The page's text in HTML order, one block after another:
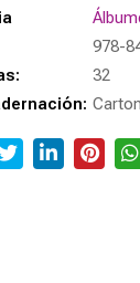
978-
32